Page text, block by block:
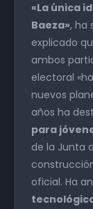
«La única
Baeza», ha
explicado
ambos
electoral
nuevos
años ha
para
de la Junta
oficial. Ha